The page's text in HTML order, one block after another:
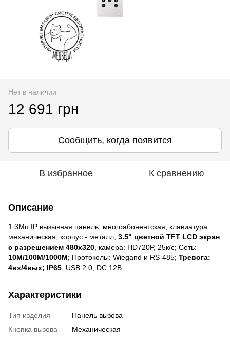
Нет в наличии
12 691 грн
Сообщить, когда появится
В избранное К сравнению
Описание
1.3Мп IP вызывная панель, многоабонентская, клавиатура
механическая, корпус - металл, 3.5" цветной TFT LCD экран
с разрешением 480х320 , камера: HD720P, 25к/с; Сеть:
10M/100M/1000M; Протоколы: Wiegand и RS-485; Тревога:
4вх/4вых; IP65 , USB 2.0; DC 12В.
Характеристики
Тип изделия
Панель вызова
Кнопка вызова
Механическая